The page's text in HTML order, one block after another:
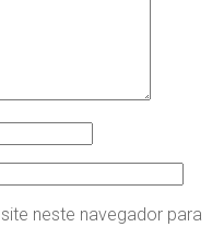
neste navegador para